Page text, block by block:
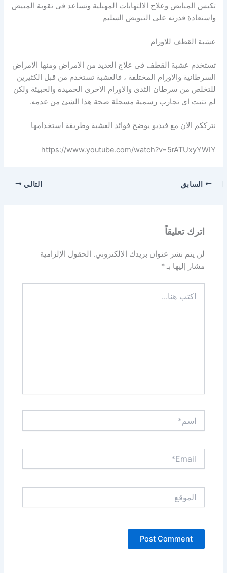
تكيس المبايض وعلاج الالتهابات المهبلية وتساعد فى تقوية المبيض
واستعادة قدرته على التبويض السليم
عشبة القطف للاورام
تستخدم عشبة القطف فى علاج العديد من الامراض ومنها الامراض
السرطانية والاورام المختلفة ، فالعشبة تستخدم من قبل الكثيرين
للتخلص من سرطان الثدى والاورام الاخرى الحميدة والخبيئة ولكن
لم تثبت اى تجارب رسمية مسجلة صحة هذا الشئ من عدمه.
نترككم الان مع فيديو يوضح فوائد العشبة وطريقة استخدامها
https://www.youtube.com/watch?v=5rATUxyYWIY
السابق التالي
اترك تعليقاً
لن يتم نشر عنوان بريدك الإلكتروني. الحقول الإلزامية
مشار إليها بـ*
هنا...